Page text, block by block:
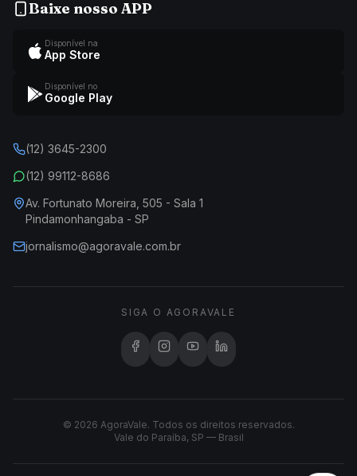
Baixe nosso APP
Disponível na
App Store
Disponível no
Google Play
(12) 3645-2300
(12) 99112-8686
Av. Fortunato Moreira, 505 - Sala 1
Pindamonhangaba - SP
jornalismo@agoravale.com.br
SIGA O AGORAVALE
© 2026 AgoraVale. Todos os direitos reservados.
Vale do Paraíba, SP — Brasil